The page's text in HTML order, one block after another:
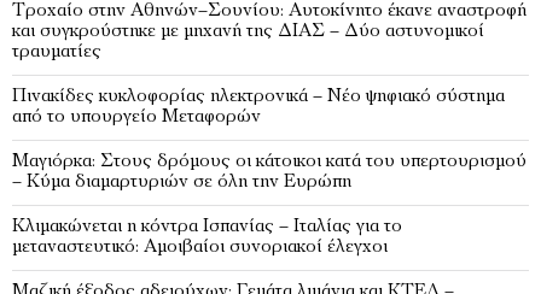
Τροχαίο στην Αθηνών–Σουνίου: Αυτοκίνητο έκανε αναστροφή
και συγκρούστηκε με μηχανή της ΔΙΑΣ – Δύο αστυνομικοί
τραυματίες
Πινακίδες κυκλοφορίας ηλεκτρονικά – Νέο ψηφιακό σύστημα
από το υπουργείο Μεταφορών
Μαγιόρκα: Στους δρόμους οι κάτοικοι κατά του υπερτουρισμού
– Κύμα διαμαρτυριών σε όλη την Ευρώπη
Κλιμακώνεται η κόντρα Ισπανίας – Ιταλίας για το
μεταναστευτικό: Αμοιβαίοι συνοριακοί έλεγχοι